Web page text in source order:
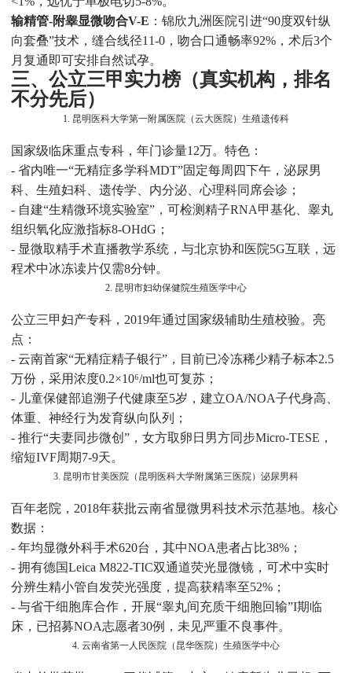
输精管-附睾显微吻合V-E ：锦欣九洲医院引进“90度双针纵
向套叠”技术，缝合线径11-0，吻合口通畅率92%，术后3个
月复通即可安排自然试孕。
三、公立三甲实力榜（真实机构，排名
不分先后）
1. 昆明医科大学第一附属医院（云大医院）生殖遗传科
国家级临床重点专科，年门诊量12万。特色：
- 省内唯一“无精症多学科MDT”固定每周四下午，泌尿男
科、生殖妇科、遗传学、内分泌、心理科同席会诊；
- 自建“生精微环境实验室”，可检测精子RNA甲基化、睾丸
组织氧化应激指标8-OHdG；
- 显微取精手术直播教学系统，与北京协和医院5G互联，远
程术中冰冻读片仅需8分钟。
2. 昆明市妇幼保健院生殖医学中心
公立三甲妇产专科，2019年通过国家级辅助生殖校验。亮
点：
- 云南首家“无精症精子银行”，目前已冷冻稀少精子标本2.5
万份，采用浓度0.2×10⁶/ml也可复苏；
- 儿童保健部追溯子代健康至5岁，建立OA/NOA子代身高、
体重、神经行为发育纵向队列；
- 推行“夫妻同步微创”，女方取卵日男方同步Micro-TESE，
缩短IVF周期7-9天。
3. 昆明市甘美医院（昆明医科大学附属第三医院）泌尿男科
百年老院，2018年获批云南省显微男科技术示范基地。核心
数据：
- 年均显微外科手术620台，其中NOA患者占比38%；
- 拥有德国Leica M822-TIC双通道荧光显微镜，可术中实时
分辨生精小管自发荧光强度，提高获精率至52%；
- 与省干细胞库合作，开展“睾丸间充质干细胞回输”I期临
床，已招募NOA志愿者30例，未见严重不良事件。
4. 云南省第一人民医院（昆华医院）生殖医学中心